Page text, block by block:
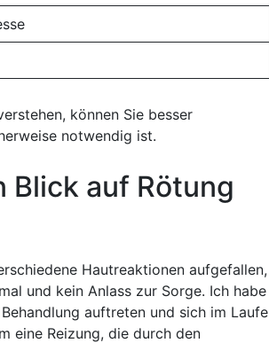
können Sie‌ besser
notwendig⁢ ist.
Blick auf Rötung
Hautreaktionen aufgefallen,
und kein Anlass zur Sorge. Ich habe‍
auftreten und ⁤sich im Laufe
eine Reizung, die durch den